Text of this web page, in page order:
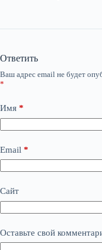
Ответить
Ваш адрес email не будет
*
Имя *
Email *
Сайт
Оставьте свой